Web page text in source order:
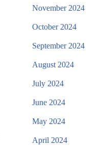
November 2024
October 2024
September 2024
August 2024
July 2024
June 2024
May 2024
April 2024